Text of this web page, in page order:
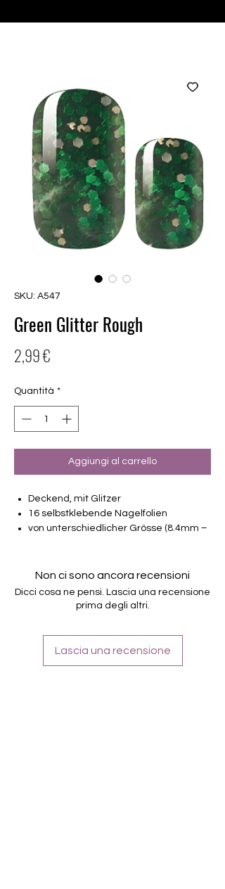
SKU: A547
Green Glitter Rough
2,99 €
Quantità *
Aggiungi al carrello
Deckend, mit Glitzer
16 selbstklebende Nagelfolien
von unterschiedlicher Grösse (8.4mm –
Halten bis zu 14 Tage
Farbe: Grün, Glitter
Non ci sono ancora recensioni
Dicci cosa ne pensi. Lascia una recensione
prima degli altri.
Lascia una recensione